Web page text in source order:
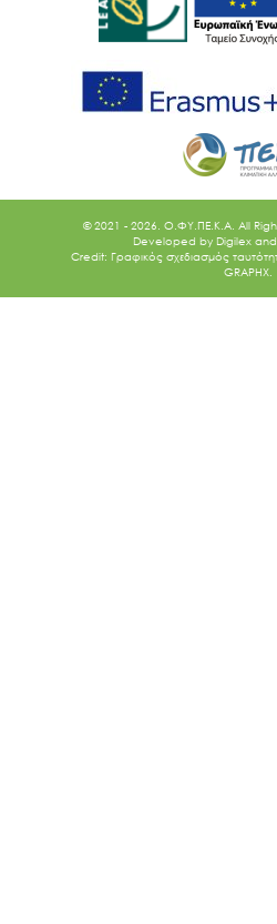
© 2021 - 2026. O.ΦΥ.ΠΕ.Κ.Α. All
Developed by Digilex and
Credit: Γραφικός σχεδιασμός
GRAPHX.